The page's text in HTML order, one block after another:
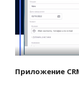
Приложение